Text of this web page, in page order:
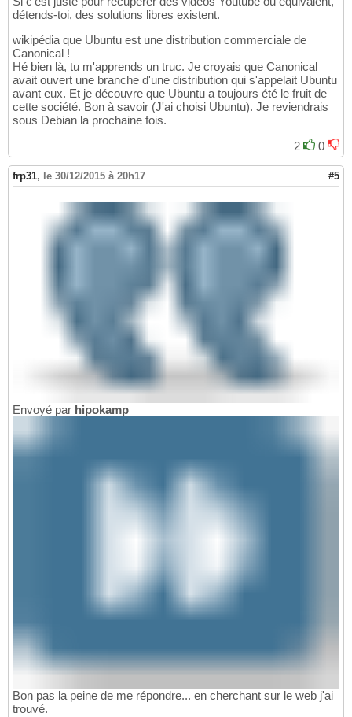
détends-toi, des solutions libres existent.
wikipédia que Ubuntu est une distribution commerciale de
Canonical !
Hé bien là, tu m'apprends un truc. Je croyais que Canonical
avait ouvert une branche d'une distribution qui s'appelait Ubuntu
avant eux. Et je découvre que Ubuntu a toujours été le fruit de
cette société. Bon à savoir (J'ai choisi Ubuntu). Je reviendrais
sous Debian la prochaine fois.
2
0
frp31, le 30/12/2015 à 20h17 #5
Envoyé par hipokamp
Bon pas la peine de me répondre... en cherchant sur le web j'ai
trouvé.